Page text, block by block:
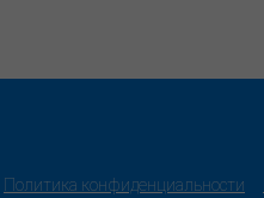
Политика конфиденциальности